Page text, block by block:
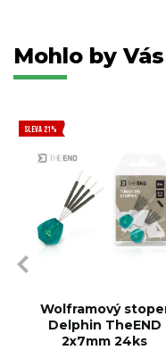
Mohlo by
SLEVA 21%
Wolframový
Delphin TheEND
2x7mm 24ks